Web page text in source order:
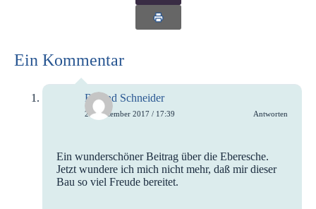
Ein Kommentar
Roland Schneider
29. Dezember 2017 / 17:39 Antworten
Ein wunderschöner Beitrag über die Eberesche.
Jetzt wundere ich mich nicht mehr, daß mir dieser
Bau so viel Freude bereitet.